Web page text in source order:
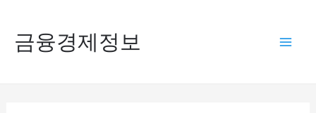
금융경제정보